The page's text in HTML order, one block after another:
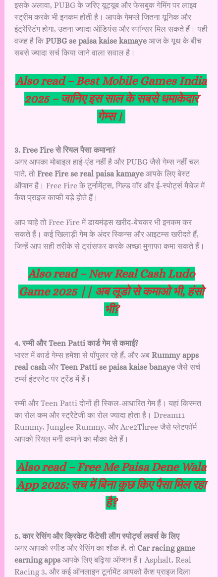
इसके अलावा, PUBG के जरिए यूट्यूब और फेसबुक गेमिंग पर लाइव
स्ट्रीम करके भी इनकम होती है। आपके गेमप्ले जितना यूनिक और
इंट्रेस्टिंग होगा, उतना ज्यादा ऑडियंस और स्पॉन्सर मिल सकते हैं। यही
वजह है कि PUBG se paisa kaise kamayeआज के यूथ के बीच
सबसे ज्यादा सर्च किया जाने वाला सवाल है।
Also read –Best Mobile Games India
2025 – जानिए इस साल के सबसे धमाकेदार
गेम्स।
3. Free Fire से रियल पैसा कमाना?
अगर आपका मोबाइल हाई-एंड नहीं है और PUBG जैसे गेम्स नहीं चल
पाते, तो Free Fire se real paisa kamayeआपके लिए बेस्ट
ऑप्शन है। Free Fire के टूर्नामेंट्स, गिल्ड वॉर और ई-स्पोर्ट्स मैचेज में
कैश प्राइज काफी बड़े होते हैं।
आप चाहे तो Free Fire में डायमंड्स खरीद-बेचकर भी इनकम कर
सकते हैं। कई खिलाड़ी गेम के अंदर स्किन्स और आइटम्स खरीदते हैं,
जिन्हें आप सही तरीके से ट्रांसफर करके अच्छा मुनाफा कमा सकते हैं।
Also read –New Real Cash Ludo
Game 2025 || अब लूडो से कमाओ भी, हंसो
भी?
4. रम्मी और Teen Patti कार्ड गेम से कमाई?
भारत में कार्ड गेम्स हमेशा से पॉपुलर रहे हैं, और अब Rummy apps
real cashऔर Teen Patti se paisa kaise banayeजैसे सर्च
टर्म्स इंटरनेट पर ट्रेंड में हैं।
रम्मी और Teen Patti दोनों ही स्किल-आधारित गेम हैं। यहां किस्मत
का रोल कम और स्ट्रैटेजी का रोल ज्यादा होता है। Dream11
Rummy, Junglee Rummy, और Ace2Three जैसे प्लेटफॉर्म
आपको रियल मनी कमाने का मौका देते हैं।
Also read –Free Me Paisa Dene Wala
App 2025: सच में बिना कुछ किए पैसा मिल रहा
है?
5. कार रेसिंग और क्रिकेट फैंटेसी लीग स्पोर्ट्स लवर्स के लिए
अगर आपको स्पीड और रेसिंग का शौक है, तो Car racing game
earning appsआपके लिए बढ़िया ऑप्शन हैं। Asphalt, Real
Racing 3, और कई ऑनलाइन टूर्नामेंट आपको कैश प्राइज दिला